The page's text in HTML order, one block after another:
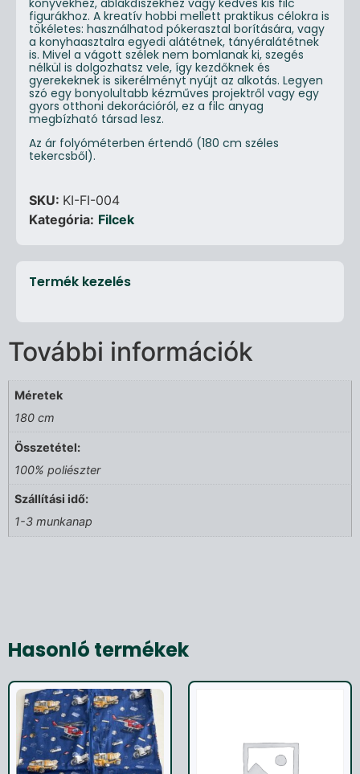
könyvekhez, ablakdíszekhez vagy kedves kis filc
figurákhoz. A kreatív hobbi mellett praktikus célokra is
tökéletes: használhatod pókerasztal borítására, vagy
a konyhaasztalra egyedi alátétnek, tányéralátétnek
is. Mivel a vágott szélek nem bomlanak ki, szegés
nélkül is dolgozhatsz vele, így kezdőknek és
gyerekeknek is sikerélményt nyújt az alkotás. Legyen
szó egy bonyolultabb kézműves projektről vagy egy
gyors otthoni dekorációról, ez a filc anyag
megbízható társad lesz.
Az ár folyóméterben értendő (180 cm széles
tekercsből).
SKU: KI-FI-004
Kategória: Filcek
Termék kezelés
További információk
Méretek
180 cm
Összetétel:
100% poliészter
Szállítási idő:
1-3 munkanap
Hasonló termékek